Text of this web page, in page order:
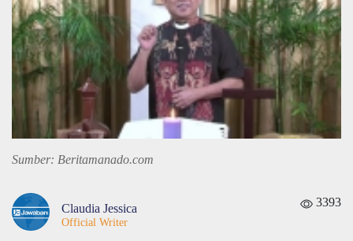
Sumber: Beritamanado.com
Claudia Jessica
Official Writer
3393